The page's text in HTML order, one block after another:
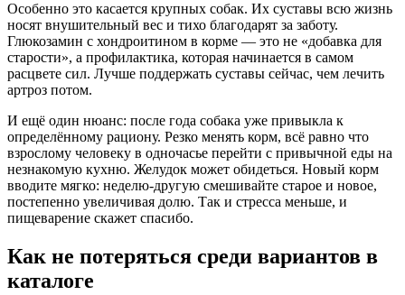
Особенно это касается крупных собак. Их суставы всю жизнь
носят внушительный вес и тихо благодарят за заботу.
Глюкозамин с хондроитином в корме — это не «добавка для
старости», а профилактика, которая начинается в самом
расцвете сил. Лучше поддержать суставы сейчас, чем лечить
артроз потом.
И ещё один нюанс: после года собака уже привыкла к
определённому рациону. Резко менять корм, всё равно что
взрослому человеку в одночасье перейти с привычной еды на
незнакомую кухню. Желудок может обидеться. Новый корм
вводите мягко: неделю-другую смешивайте старое и новое,
постепенно увеличивая долю. Так и стресса меньше, и
пищеварение скажет спасибо.
Как не потеряться среди вариантов в
каталоге